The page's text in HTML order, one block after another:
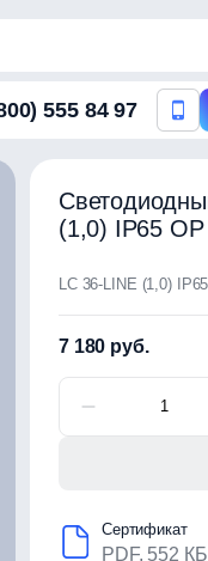
555 84 97
(1,0) IP65
LC 36-LINE (1,0)
7 180 руб.
Сертификат
PDF, 552 КБ